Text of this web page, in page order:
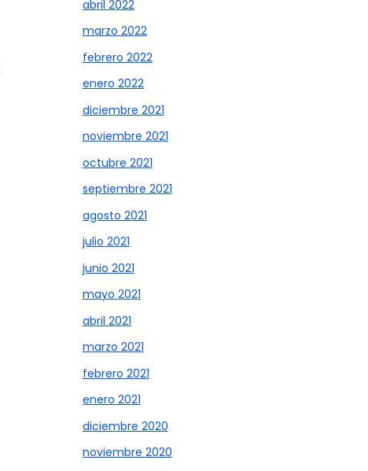
abril 2022
marzo 2022
febrero 2022
enero 2022
diciembre 2021
noviembre 2021
octubre 2021
septiembre 2021
agosto 2021
julio 2021
junio 2021
mayo 2021
abril 2021
marzo 2021
febrero 2021
enero 2021
diciembre 2020
noviembre 2020